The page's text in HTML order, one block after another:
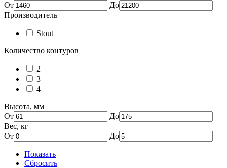
От
До
Производитель
Stout
Количество контуров
2
3
4
Высота, мм
От
До
Вес, кг
От
До
Показать
Сбросить